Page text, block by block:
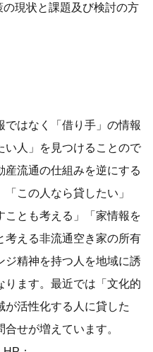
現状と課題及び検討の方
はなく「借り手」の情報
い人」を見つけることので
産流通の仕組みを逆にする
この人なら貸したい」
ことも考える」「家情報を
考える非流通空き家の所有
ジ精神を持つ人を地域に誘
ります。最近では「文化的
が活性化する人に貸した
せが増えています。